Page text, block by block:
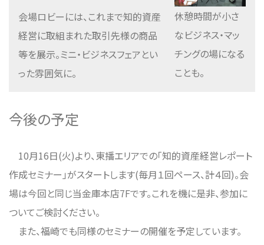
会場ロビーには、これまで知的資産
経営に取組まれた取引先様の商品
等を展示。ミニ・ビジネスフェアとい
った雰囲気に。
休憩時間が小さ
なビジネス・マッ
チングの場になる
ことも。
今後の予定
10月16日(火)より、東播エリアでの「知的資産経営レポート
作成セミナー」がスタートします(毎月１回ペース、計４回)。会
場は今回と同じ当金庫本店7Fです。これを機に是非、参加に
ついてご検討ください。
また、福崎でも同様のセミナーの開催を予定しています。